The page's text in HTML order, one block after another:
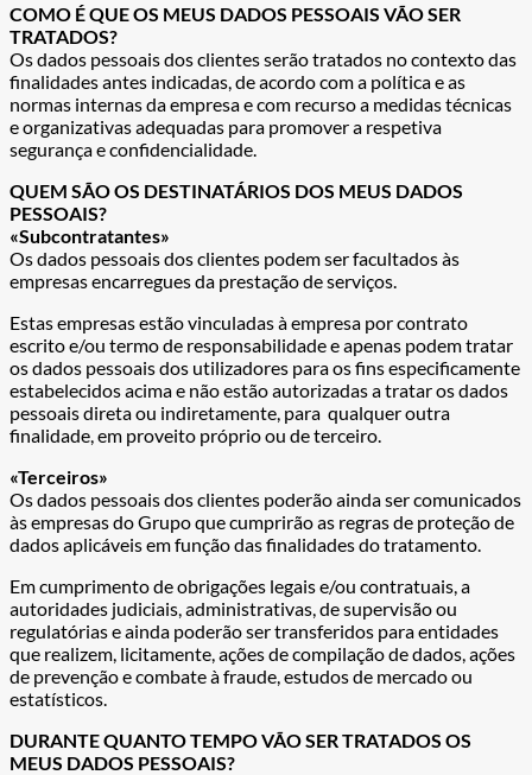
COMO É QUE OS MEUS DADOS PESSOAIS VÃO SER
TRATADOS?
Os dados pessoais dos clientes serão tratados no contexto das
finalidades antes indicadas, de acordo com a política e as
normas internas da empresa e com recurso a medidas técnicas
e organizativas adequadas para promover a respetiva
segurança e confidencialidade.
QUEM SÃO OS DESTINATÁRIOS DOS MEUS DADOS
PESSOAIS?
«Subcontratantes»
Os dados pessoais dos clientes podem ser facultados às
empresas encarregues da prestação de serviços.
Estas empresas estão vinculadas à empresa por contrato
escrito e/ou termo de responsabilidade e apenas podem tratar
os dados pessoais dos utilizadores para os fins especificamente
estabelecidos acima e não estão autorizadas a tratar os dados
pessoais direta ou indiretamente, para qualquer outra
finalidade, em proveito próprio ou de terceiro.
«Terceiros»
Os dados pessoais dos clientes poderão ainda ser comunicados
às empresas do Grupo que cumprirão as regras de proteção de
dados aplicáveis em função das finalidades do tratamento.
Em cumprimento de obrigações legais e/ou contratuais, a
autoridades judiciais, administrativas, de supervisão ou
regulatórias e ainda poderão ser transferidos para entidades
que realizem, licitamente, ações de compilação de dados, ações
de prevenção e combate à fraude, estudos de mercado ou
estatísticos.
DURANTE QUANTO TEMPO VÃO SER TRATADOS OS
MEUS DADOS PESSOAIS?